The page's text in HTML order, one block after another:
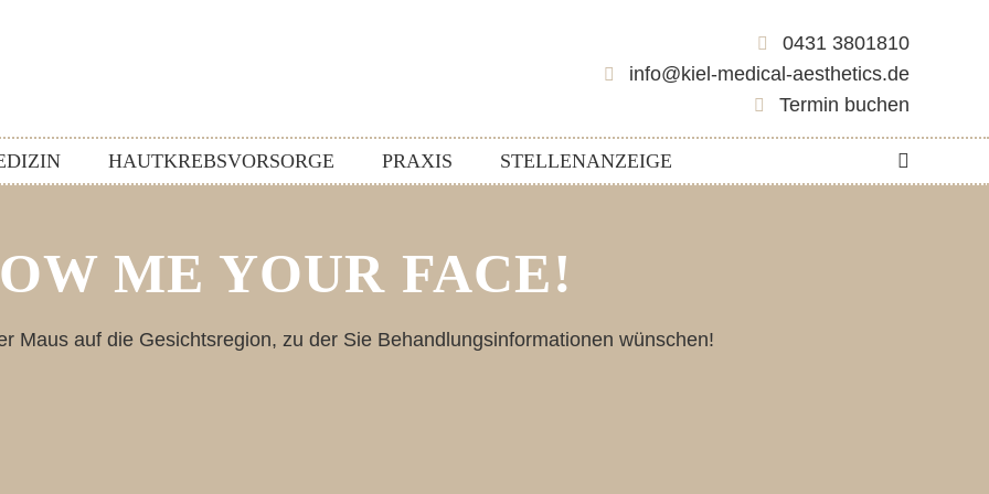
0431 3801810
info@kiel-medical-aesthetics.de
Termin buchen
HAUTKREBSVORSORGE PRAXIS STELLENANZEIGE
ME YOUR FACE!
Maus auf die Gesichtsregion, zu der Sie Behandlungsinformationen wünschen!